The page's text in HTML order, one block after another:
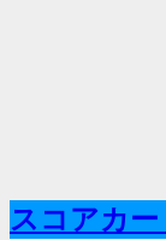
スコアカ